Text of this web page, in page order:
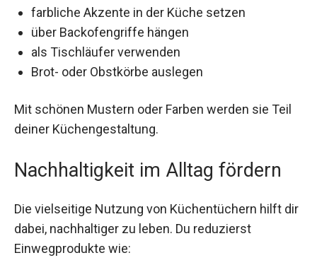
farbliche Akzente in der Küche setzen
über Backofengriffe hängen
als Tischläufer verwenden
Brot- oder Obstkörbe auslegen
Mit schönen Mustern oder Farben werden sie Teil
deiner Küchengestaltung.
Nachhaltigkeit im Alltag fördern
Die vielseitige Nutzung von Küchentüchern hilft dir
dabei, nachhaltiger zu leben. Du reduzierst
Einwegprodukte wie: